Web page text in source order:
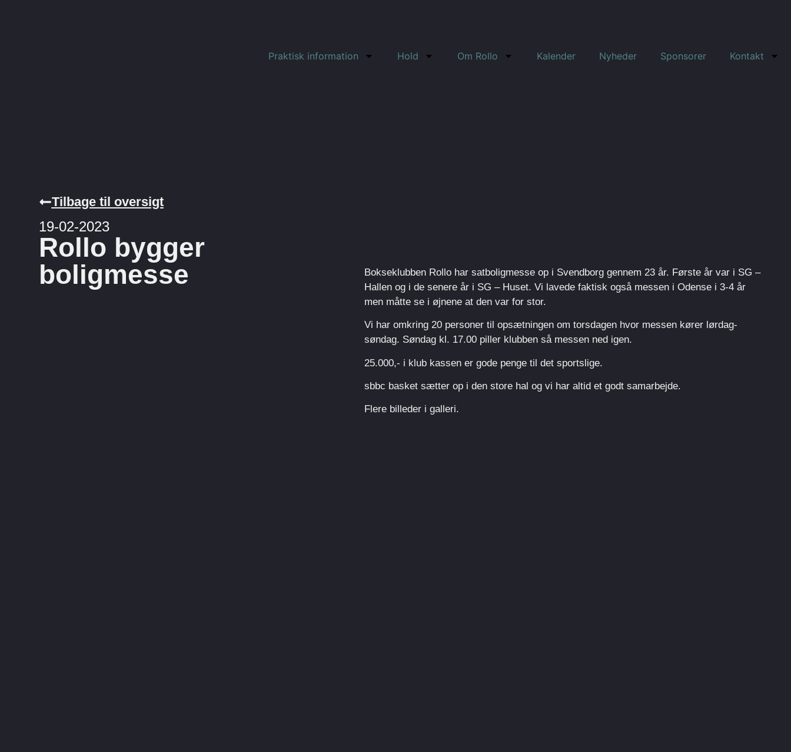
Praktisk information Hold Om Rollo Kalender Nyheder Sponsorer Kontakt
Tilbage til oversigt
19-02-2023
Rollo bygger
boligmesse
Bokseklubben Rollo har satboligmesse op i Svendborg gennem 23 år. Første år var i SG –
Hallen og i de senere år i SG – Huset. Vi lavede faktisk også messen i Odense i 3-4 år
men måtte se i øjnene at den var for stor.
Vi har omkring 20 personer til opsætningen om torsdagen hvor messen kører lørdag-
søndag. Søndag kl. 17.00 piller klubben så messen ned igen.
25.000,- i klub kassen er gode penge til det sportslige.
sbbc basket sætter op i den store hal og vi har altid et godt samarbejde.
Flere billeder i galleri.